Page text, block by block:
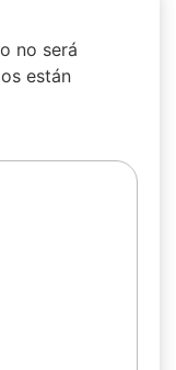
no será
están